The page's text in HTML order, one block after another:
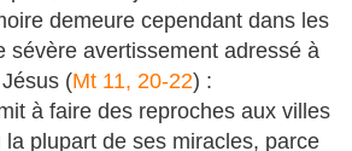
demeure cependant dans les
sévère avertissement adressé à
(Mt 11, 20-22) :
à faire des reproches aux villes
plupart de ses miracles, parce